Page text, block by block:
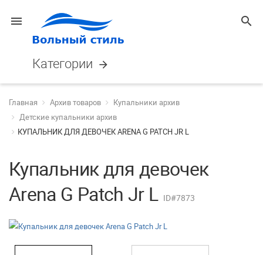
menu search
Категории arrow_forward
Главная Архив товаров
Купальники архив
Детские купальники архив
КУПАЛЬНИК ДЛЯ ДЕВОЧЕК ARENA G PATCH JR L
Купальник для девочек
Arena G Patch Jr L ID#7873